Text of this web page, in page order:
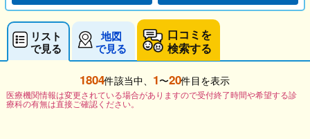
リスト
で見る
地図
で見る
口コミを
検索する
1804件該当中、 1〜20件目を表示
医療機関情報は変更されている場合がありますので受付終了時間や希望する診
療科の有無は直接ご確認ください。